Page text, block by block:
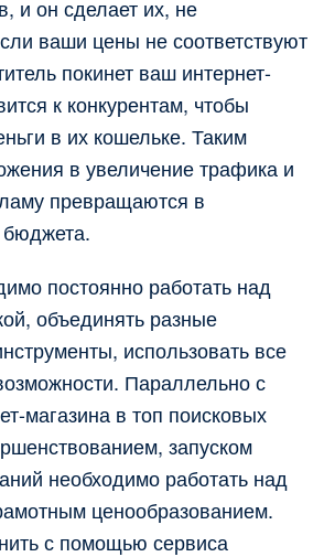
и он сделает их, не
ваши цены не соответствуют
покинет ваш интернет-
к конкурентам, чтобы
в их кошельке. Таким
в увеличение трафика и
превращаются в
постоянно работать над
объединять разные
использовать все
Параллельно с
магазина в топ поисковых
запуском
необходимо работать над
ценообразованием.
с помощью сервиса